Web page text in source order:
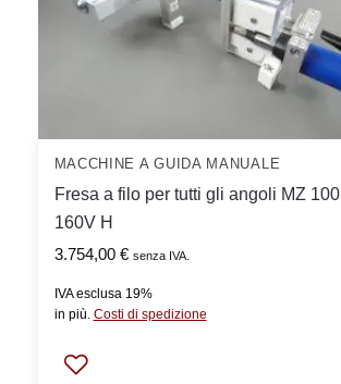
MACCHINE A GUIDA MANUALE
Fresa a filo per tutti gli angoli MZ 100
160V H
3.754,00 € senza IVA.
IVA esclusa 19%
in più. Costi di spedizione